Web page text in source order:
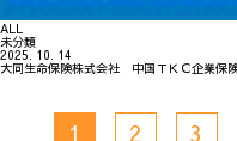
ALL
未分類
2025. 10. 14
大同生命保険株式会社 中国ＴＫＣ企業保
1 2 3